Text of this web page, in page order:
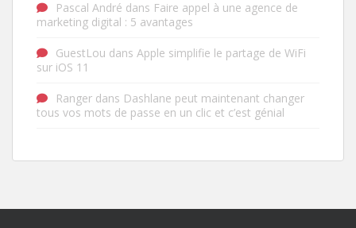
Pascal André dans Faire appel à une agence de
marketing digital : 5 avantages
GuestLou dans Apple simplifie le partage de WiFi
sur iOS 11
Ranger dans Dashlane peut maintenant changer
tous vos mots de passe en un clic et c’est génial